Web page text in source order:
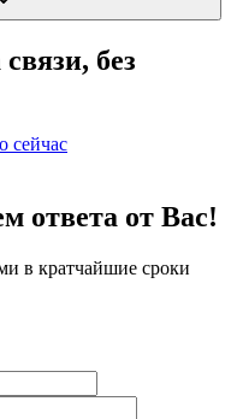
без
сейчас
ответа от Вас!
в кратчайшие сроки